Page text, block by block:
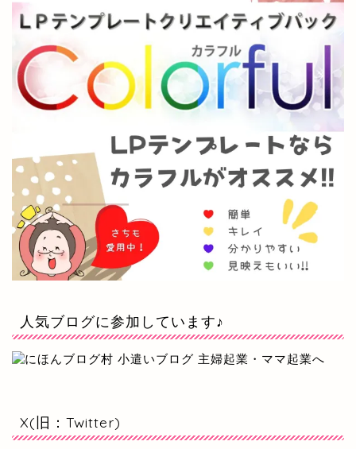
人気ブログに参加しています♪
X(旧：Twitter)